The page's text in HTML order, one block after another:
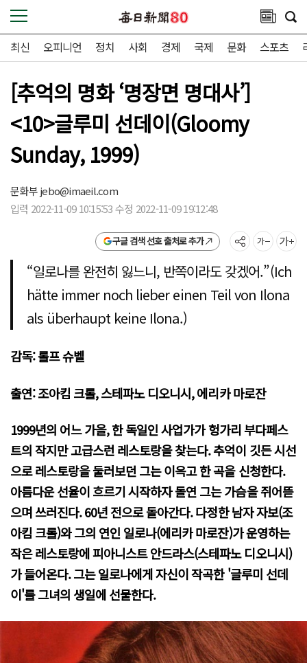
최신 오피니언 정치 사회 경제 국제 문화 스포츠
[추억의 명화 ‘명장면 명대사’]
<10>글루미 선데이(Gloomy
Sunday, 1999)
문화부jebo@imaeil.com
입력 2022-11-09 10:15:53 수정 2022-11-09 19:12:48
구글 검색 선호 출처로 추가
“일로나를 완전히 잃느니, 반쪽이라도 갖겠어.”(Ich
hätte immer noch lieber einen Teil von Ilona
als überhaupt keine Ilona.)
감독: 롤프 슈벨
출연: 조아킴 크롤, 스테파노 디오니시, 에리카 마로잔
1999년의 어느 가을, 한 독일인 사업가가 헝가리 부다페스
트의 작지만 고급스런 레스토랑을 찾는다. 추억이 깃든 시선
으로 레스토랑을 둘러보던 그는 이윽고 한 곡을 신청한다.
아름다운 선율이 흐르기 시작하자 돌연 그는 가슴을 쥐어뜯
으며 쓰러진다. 60년 전으로 돌아간다. 다정한 남자 자보(조
아킴 크롤)와 그의 연인 일로나(에리카 마로잔)가 운영하는
작은 레스토랑에 피아니스트 안드라스(스테파노 디오니시)
가 들어온다. 그는 일로나에게 자신이 작곡한 '글루미 선데
이'를 그녀의 생일에 선물한다.